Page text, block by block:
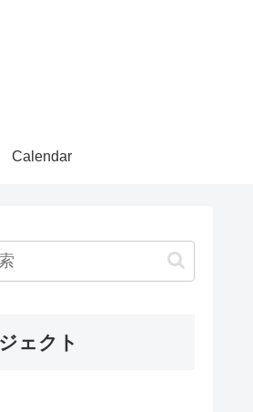
Calendar
ェクト